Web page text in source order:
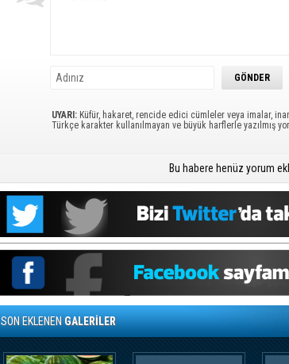
UYARI: Küfür, hakaret, rencide edici cümleler veya imalar,
Türkçe karakter kullanılmayan ve büyük harflerle yazılmış
Bu habere henüz yorum
SON EKLENENGALERİLER